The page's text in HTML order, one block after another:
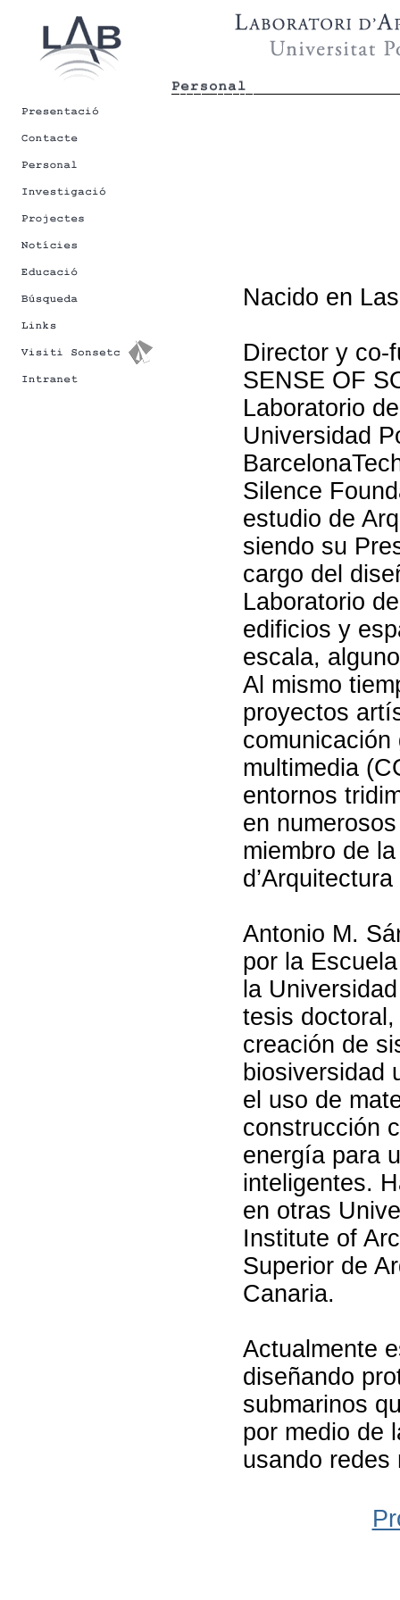
Nacido en
Director y co-
SENSE OF
Laboratorio
Universidad
Silence
estudio de
siendo su
cargo del
Laboratorio
edificios y
escala,
Al mismo
proyectos
multimedia
entornos
en
miembro de
Antonio M.
por la
la
tesis
creación de
biosiversidad
el uso de
construcción
energía para
inteligentes.
en otras
Institute of
Superior de
Canaria.
Actualmente
diseñando
submarinos
por medio de
usando redes